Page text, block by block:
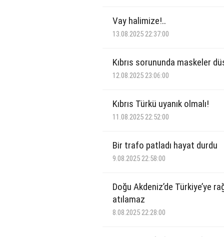
Vay halimize!..
13.08.2025 22:37:00
Kıbrıs sorununda maskeler
12.08.2025 23:06:00
Kıbrıs Türkü uyanık olmalı!
11.08.2025 22:52:00
Bir trafo patladı hayat durdu
9.08.2025 22:58:00
Doğu Akdeniz’de Türkiye’ye
atılamaz
8.08.2025 22:28:00